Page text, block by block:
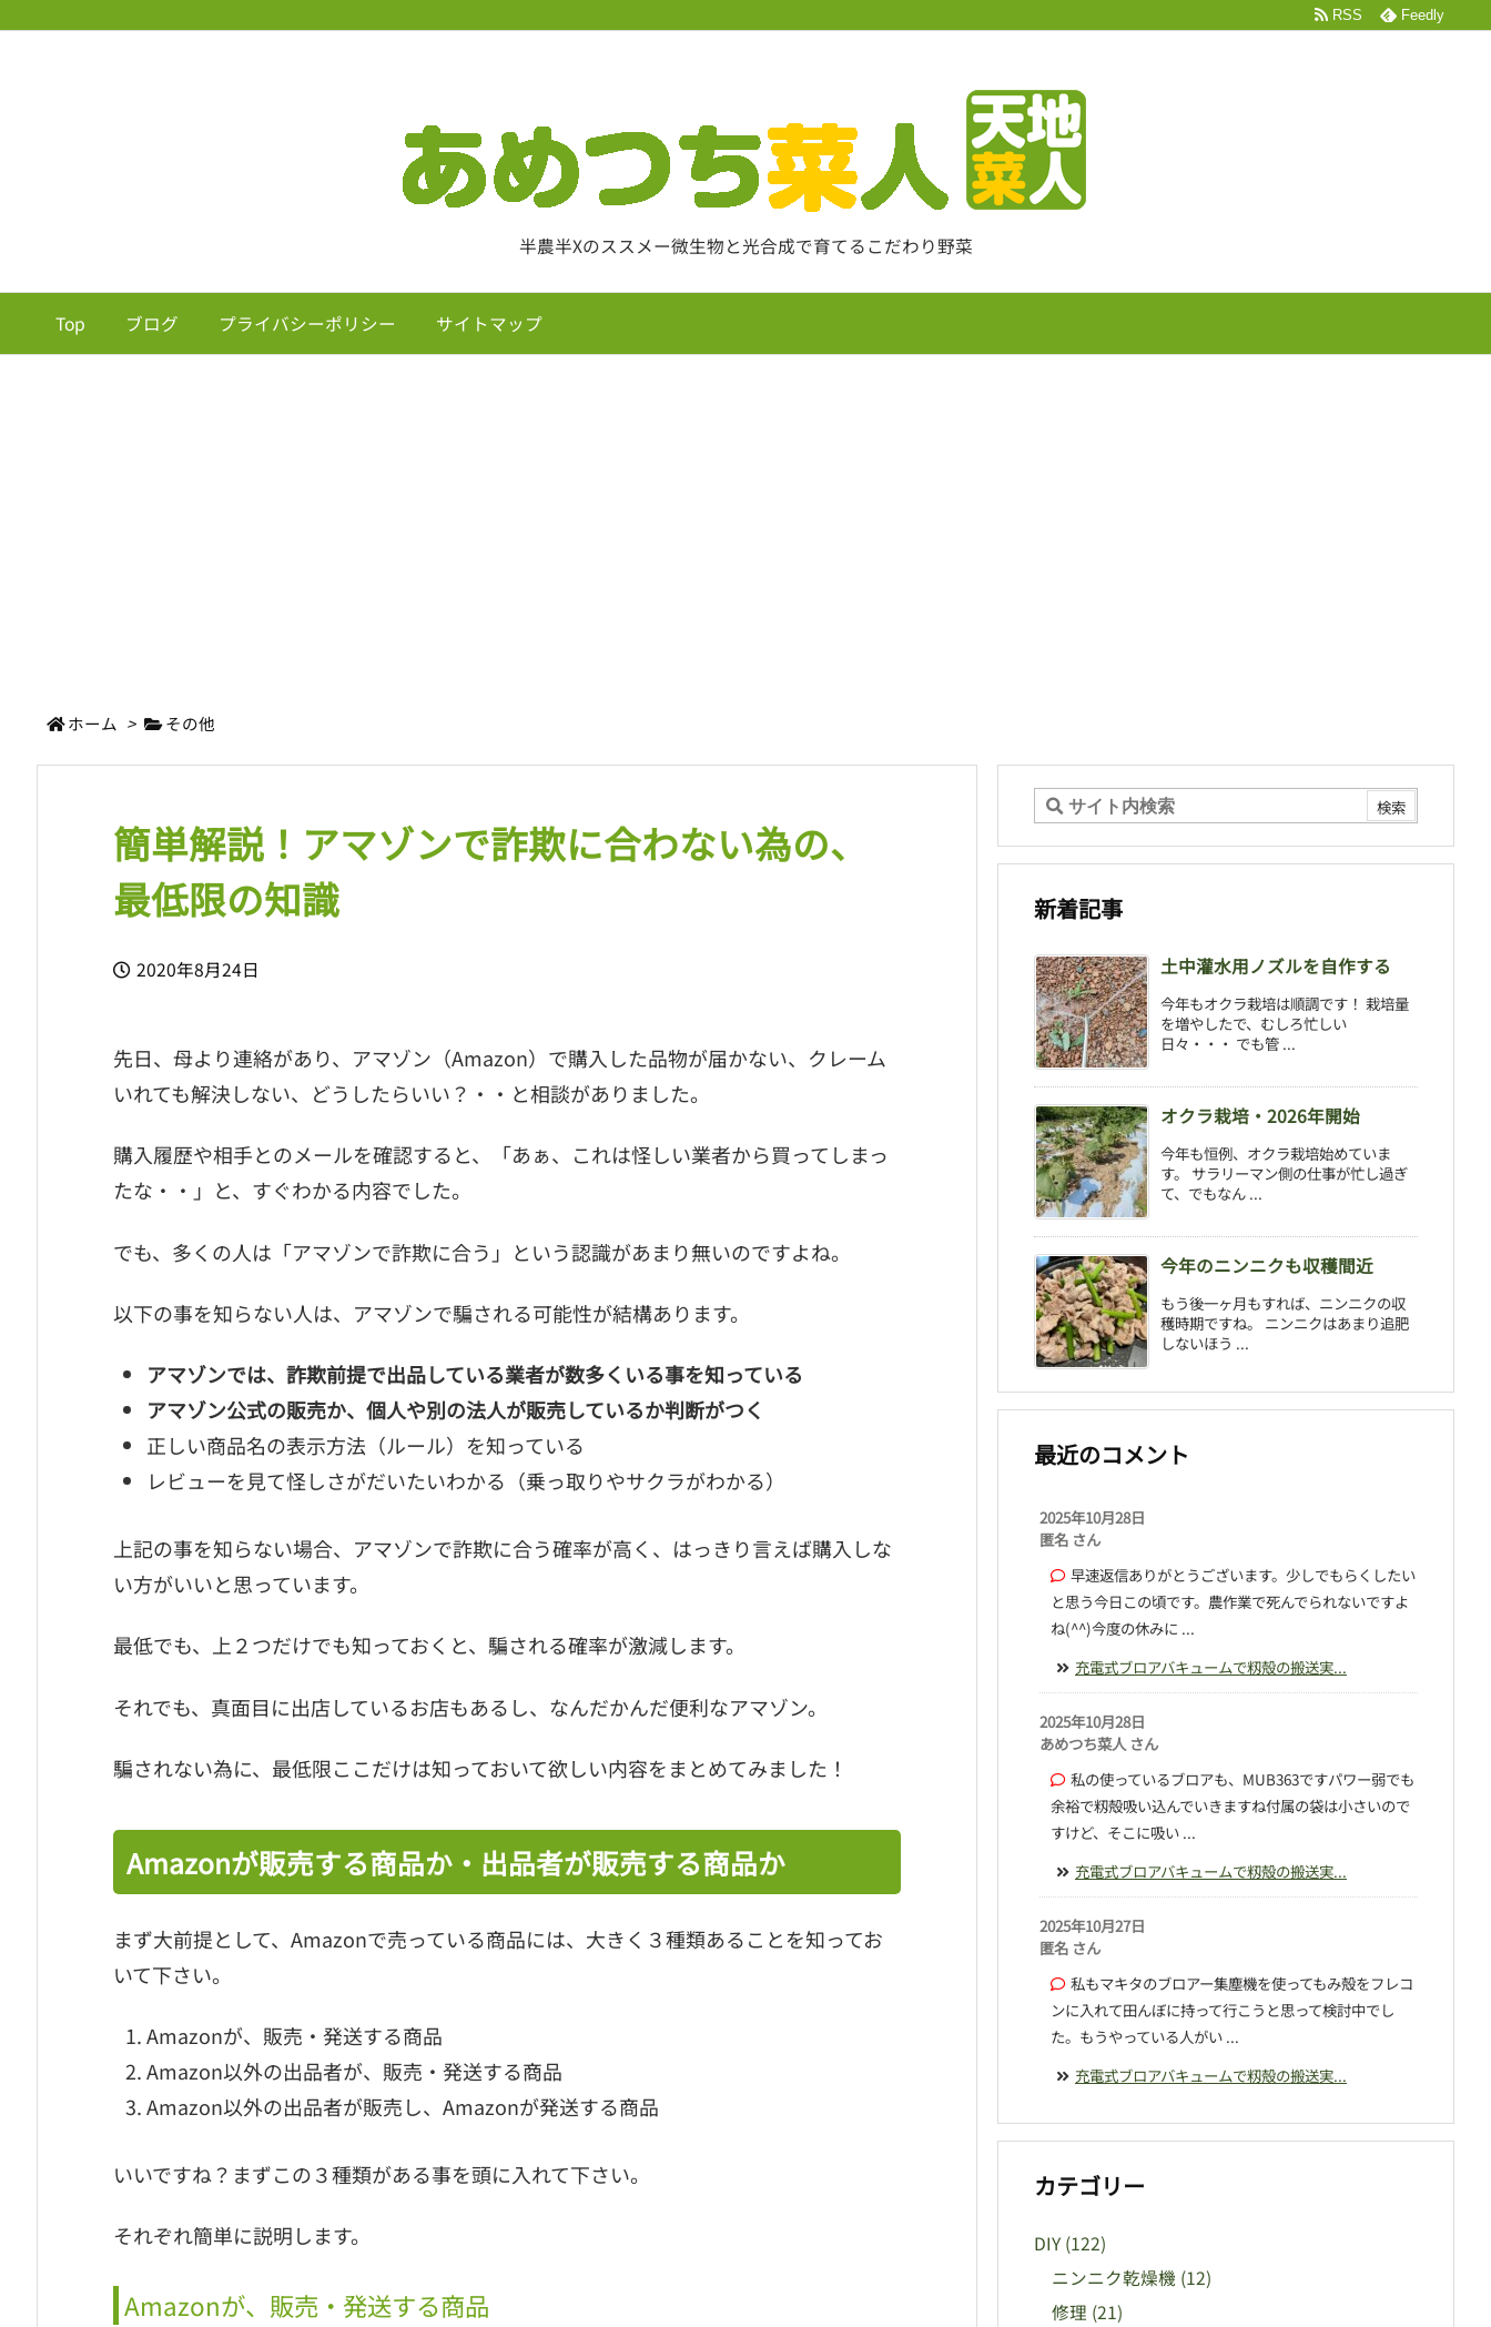
半農半Xのススメー微生物と光合成で育てるこだわり野菜
Top ブログ プライバシーポリシー サイトマップ
RSS Feedly
ホーム > その他
簡単解説！アマゾンで詐欺に合わない為の、
最低限の知識
2020年8月24日
先日、母より連絡があり、アマゾン（Amazon）で購入した品物が届かない、クレーム
いれても解決しない、どうしたらいい？・・と相談がありました。
購入履歴や相手とのメールを確認すると、「あぁ、これは怪しい業者から買ってしまっ
たな・・」と、すぐわかる内容でした。
でも、多くの人は「アマゾンで詐欺に合う」という認識があまり無いのですよね。
以下の事を知らない人は、アマゾンで騙される可能性が結構あります。
アマゾンでは、詐欺前提で出品している業者が数多くいる事を知っている
アマゾン公式の販売か、個人や別の法人が販売しているか判断がつく
正しい商品名の表示方法（ルール）を知っている
レビューを見て怪しさがだいたいわかる（乗っ取りやサクラがわかる）
上記の事を知らない場合、アマゾンで詐欺に合う確率が高く、はっきり言えば購入しな
い方がいいと思っています。
最低でも、上２つだけでも知っておくと、騙される確率が激減します。
それでも、真面目に出店しているお店もあるし、なんだかんだ便利なアマゾン。
騙されない為に、最低限ここだけは知っておいて欲しい内容をまとめてみました！
Amazonが販売する商品か・出品者が販売する商品か
まず大前提として、Amazonで売っている商品には、大きく３種類あることを知ってお
いて下さい。
Amazonが、販売・発送する商品
Amazon以外の出品者が、販売・発送する商品
Amazon以外の出品者が販売し、Amazonが発送する商品
いいですね？まずこの３種類がある事を頭に入れて下さい。
それぞれ簡単に説明します。
Amazonが、販売・発送する商品
新着記事
土中灌水用ノズルを自作する
今年もオクラ栽培は順調です！ 栽培量
を増やしたで、むしろ忙しい
日々・・・ でも管 ...
オクラ栽培・2026年開始
今年も恒例、オクラ栽培始めていま
す。 サラリーマン側の仕事が忙し過ぎ
て、でもなん ...
今年のニンニクも収穫間近
もう後一ヶ月もすれば、ニンニクの収
穫時期ですね。 ニンニクはあまり追肥
しないほう ...
最近のコメント
2025年10月28日
匿名 さん
早速返信ありがとうございます。少しでもらくしたい
と思う今日この頃です。農作業で死んでられないですよ
ね(^^)今度の休みに ...
充電式ブロアバキュームで籾殻の搬送実...
2025年10月28日
あめつち菜人 さん
私の使っているブロアも、MUB363ですパワー弱でも
余裕で籾殻吸い込んでいきますね付属の袋は小さいので
すけど、そこに吸い ...
充電式ブロアバキュームで籾殻の搬送実...
2025年10月27日
匿名 さん
私もマキタのブロアー集塵機を使ってもみ殻をフレコ
ンに入れて田んぼに持って行こうと思って検討中でし
た。もうやっている人がい ...
充電式ブロアバキュームで籾殻の搬送実...
カテゴリー
DIY (122)
ニンニク乾燥機 (12)
修理 (21)